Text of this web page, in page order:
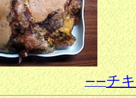
ーーチ